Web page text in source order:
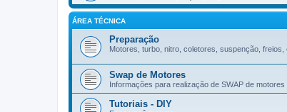
ÁREA TÉCNICA
Preparação
Motores, turbo, nitro, coletores, suspenção, freios,
Swap de Motores
Informações para realização de SWAP de motores
Tutoriais - DIY